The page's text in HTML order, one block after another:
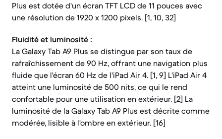
Plus est dotée d'un écran TFT LCD de 11 pouces avec
une résolution de 1920 x 1200 pixels. [1, 10, 32]
Fluidité et luminosité :
La Galaxy Tab A9 Plus se distingue par son taux de
rafraîchissement de 90 Hz, offrant une navigation plus
fluide que l'écran 60 Hz de l'iPad Air 4. [1, 9] L'iPad Air 4
atteint une luminosité de 500 nits, ce qui le rend
confortable pour une utilisation en extérieur. [2] La
luminosité de la Galaxy Tab A9 Plus est décrite comme
modérée, lisible à l'ombre en extérieur. [16]